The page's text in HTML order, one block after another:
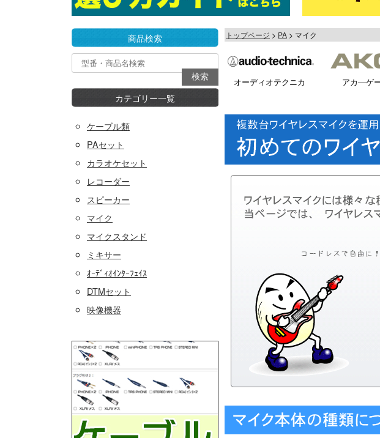
トップページ PA マイク
オーディオテクニカ アカ―ゲ
商品検索
カテゴリー一覧
ケーブル類
PAセット
カラオケセット
レコーダー
スピーカー
マイク
マイクスタンド
ミキサー
ｵｰﾃﾞｨｵｲﾝﾀｰﾌｪｲｽ
DTMセット
映像機器